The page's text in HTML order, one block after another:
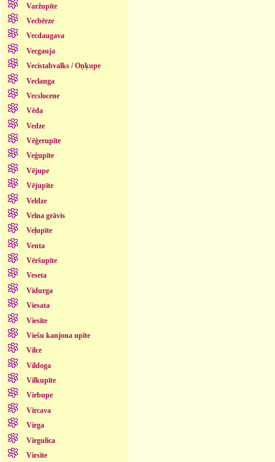
Varžupīte
Vecbērze
Vecdaugava
Vecgauja
Vecistabvalks / Oņķupe
Veclanga
Vecslocene
Vēda
Vedze
Vēģerupīte
Veģupīte
Vējupe
Vējupīte
Veldze
Velna grāvis
Veļupīte
Venta
Vēršupīte
Veseta
Vidurga
Viesata
Viesīte
Viešu kanjona upīte
Vilce
Vildoga
Vilkupīte
Virbupe
Vircava
Virga
Virgulica
Virsīte